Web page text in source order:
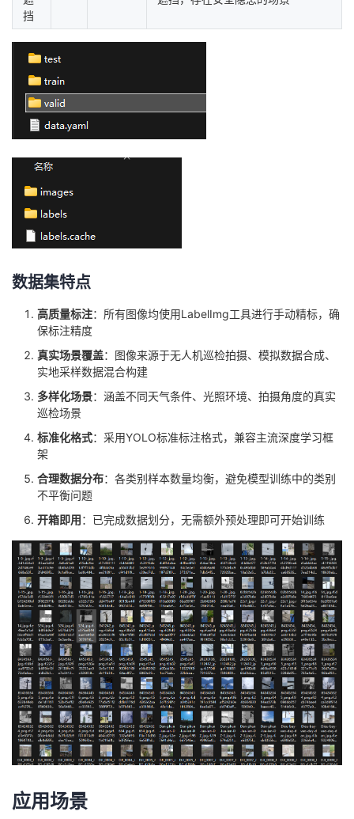
挡
数据集特点
高质量标注：所有图像均使用LabelImg工具进行手动精标，确
保标注精度
真实场景覆盖：图像来源于无人机巡检拍摄、模拟数据合成、
实地采样数据混合构建
多样化场景：涵盖不同天气条件、光照环境、拍摄角度的真实
巡检场景
标准化格式：采用YOLO标准标注格式，兼容主流深度学习框
架
合理数据分布：各类别样本数量均衡，避免模型训练中的类别
不平衡问题
开箱即用：已完成数据划分，无需额外预处理即可开始训练
应用场景